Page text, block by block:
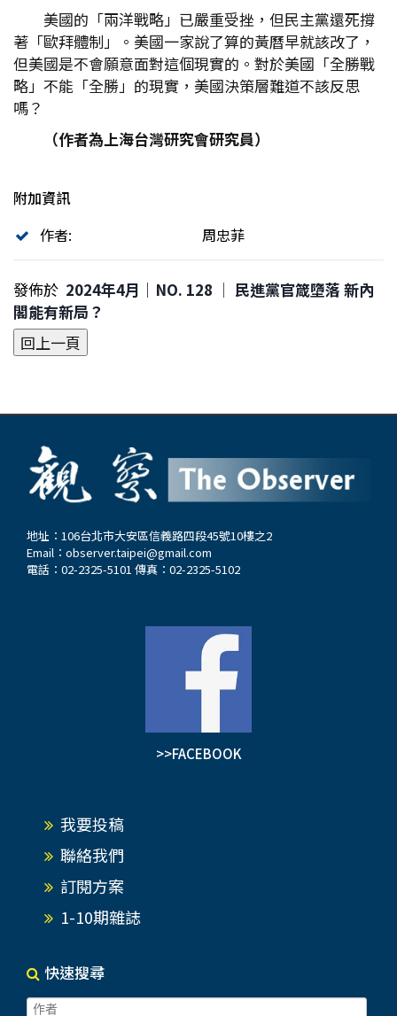
美國的「兩洋戰略」已嚴重受挫，但民主黨還死撐
著「歐拜體制」。美國一家說了算的黃曆早就該改了，
但美國是不會願意面對這個現實的。對於美國「全勝戰
略」不能「全勝」的現實，美國決策層難道不該反思
嗎？
（作者為上海台灣研究會研究員）
附加資訊
作者:
周忠菲
發佈於 2024年4月｜NO. 128 │ 民進黨官箴墮落 新內
閣能有新局？
地址：106台北市大安區信義路四段45號10樓之2
Email： observer.taipei@gmail.com
電話：02-2325-5101 傳真：02-2325-5102
>>FACEBOOK
我要投稿
聯絡我們
訂閱方案
1-10期雜誌
快速搜尋